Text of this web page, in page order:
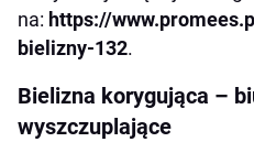
na: https://
bielizny-132.
Bielizna korygująca –
wyszczuplające